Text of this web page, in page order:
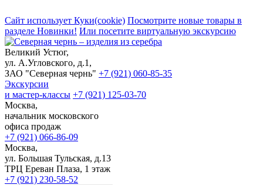
Сайт использует Куки(cookie) Посмотрите новые товары в
разделе Новинки! Или посетите виртуальную экскурсию
Великий Устюг,
ул. А.Угловского, д.1,
ЗАО "Северная чернь" +7 (921) 060-85-35
Экскурсии
и мастер-классы +7 (921) 125-03-70
Москва,
начальник московского
офиса продаж
+7 (921) 066-86-09
Москва,
ул. Большая Тульская, д.13
ТРЦ Ереван Плаза, 1 этаж
+7 (921) 230-58-52